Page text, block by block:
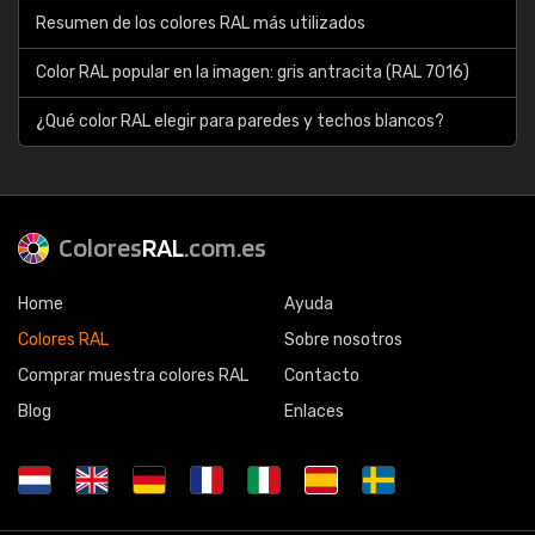
Resumen de los colores RAL más utilizados
Color RAL popular en la imagen: gris antracita (RAL 7016)
¿Qué color RAL elegir para paredes y techos blancos?
ColoresRAL.com.es
Home
Colores RAL
Comprar muestra colores RAL
Blog
Ayuda
Sobre nosotros
Contacto
Enlaces